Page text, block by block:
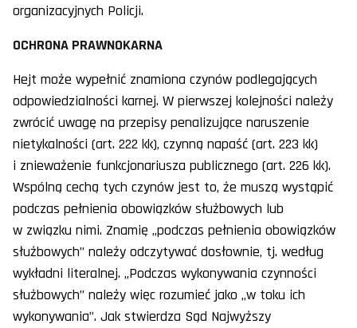
organizacyjnych Policji.
OCHRONA PRAWNOKARNA
Hejt może wypełnić znamiona czynów podlegających
odpowiedzialności karnej. W pierwszej kolejności należy
zwrócić uwagę na przepisy penalizujące naruszenie
nietykalności (art. 222 kk), czynną napaść (art. 223 kk)
i znieważenie funkcjonariusza publicznego (art. 226 kk).
Wspólną cechą tych czynów jest to, że muszą wystąpić
podczas pełnienia obowiązków służbowych lub
w związku nimi. Znamię „podczas pełnienia obowiązków
służbowych” należy odczytywać dosłownie, tj. według
wykładni literalnej. „Podczas wykonywania czynności
służbowych” należy więc rozumieć jako „w toku ich
wykonywania”. Jak stwierdza Sąd Najwyższy